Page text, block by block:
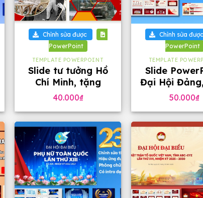
+
Chỉnh sửa được
PowerPoint
TEMPLATE POWERPOINT
Slide tư tưởng Hồ
Chí Minh, tặng
phông chữ đẹp
40.000₫
+
Chỉnh sửa được
PowerPoint
TEMPLATE
Slide
Đại Hội
kèm phông
50.000₫